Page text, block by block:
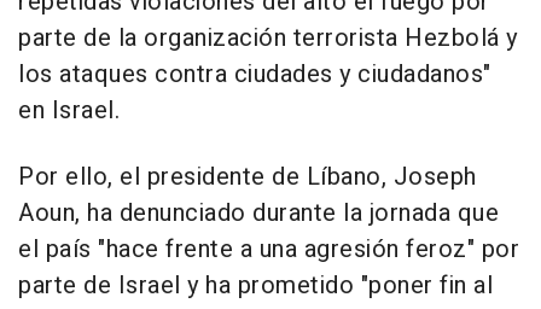
parte de la organización terrorista Hezbolá y
los ataques contra ciudades y ciudadanos"
en Israel.
Por ello, el presidente de Líbano, Joseph
Aoun, ha denunciado durante la jornada que
el país "hace frente a una agresión feroz" por
parte de Israel y ha prometido "poner fin al